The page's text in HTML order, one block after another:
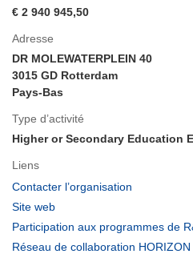
Adresse
DR MOLEWATERPLEIN 40
3015 GD Rotterdam
Pays-Bas
Type d’activité
Higher or Secondary Education
Liens
Contacter l’organisation
fenêtre)
Site web
dans
une
Participation aux programmes de
Réseau de collaboration HORIZON
€ 2 940 945,50